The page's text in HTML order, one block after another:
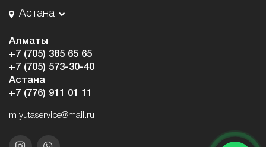
Астана
Алматы
+7 (705) 385 65 65
+7 (705) 573-30-40
Астана
+7 (776) 911 01 11
m.yutaservice@mail.ru